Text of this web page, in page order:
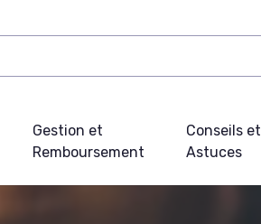
Gestion et
Remboursement
Conseils et
Astuces